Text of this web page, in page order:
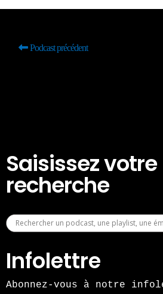
Podcast précédent
Saisissez votre
recherche
Infolettre
Abonnez-vous à notre